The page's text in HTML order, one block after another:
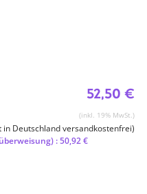
52,50 €
(inkl. 19% MwSt.)
Deutschland versandkostenfrei)
: 50,92 €